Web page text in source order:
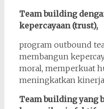
Team building
kepercayaan (trust),
program outbound
membangun
moral, memperkuat
meningkatkan
Team building yang